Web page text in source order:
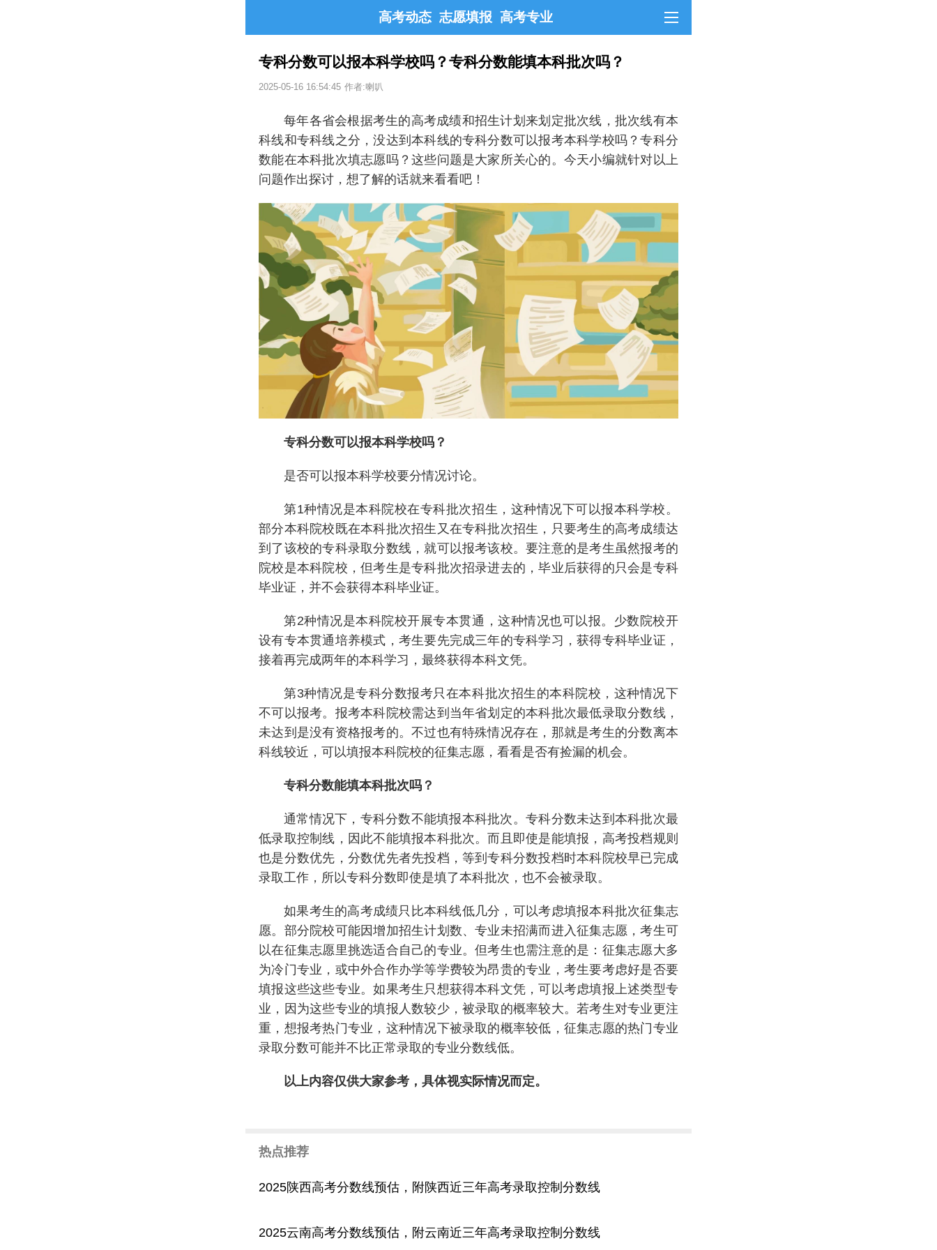
高考动态 志愿填报 高考专业
专科分数可以报本科学校吗？专科分数能填本科批次吗？
2025-05-16 16:54:45 作者:喇叭
每年各省会根据考生的高考成绩和招生计划来划定批次线，批次线有本
科线和专科线之分，没达到本科线的专科分数可以报考本科学校吗？专科分
数能在本科批次填志愿吗？这些问题是大家所关心的。今天小编就针对以上
问题作出探讨，想了解的话就来看看吧！
专科分数可以报本科学校吗？
是否可以报本科学校要分情况讨论。
第1种情况是本科院校在专科批次招生，这种情况下可以报本科学校。
部分本科院校既在本科批次招生又在专科批次招生，只要考生的高考成绩达
到了该校的专科录取分数线，就可以报考该校。要注意的是考生虽然报考的
院校是本科院校，但考生是专科批次招录进去的，毕业后获得的只会是专科
毕业证，并不会获得本科毕业证。
第2种情况是本科院校开展专本贯通，这种情况也可以报。少数院校开
设有专本贯通培养模式，考生要先完成三年的专科学习，获得专科毕业证，
接着再完成两年的本科学习，最终获得本科文凭。
第3种情况是专科分数报考只在本科批次招生的本科院校，这种情况下
不可以报考。报考本科院校需达到当年省划定的本科批次最低录取分数线，
未达到是没有资格报考的。不过也有特殊情况存在，那就是考生的分数离本
科线较近，可以填报本科院校的征集志愿，看看是否有捡漏的机会。
专科分数能填本科批次吗？
通常情况下，专科分数不能填报本科批次。专科分数未达到本科批次最
低录取控制线，因此不能填报本科批次。而且即使是能填报，高考投档规则
也是分数优先，分数优先者先投档，等到专科分数投档时本科院校早已完成
录取工作，所以专科分数即使是填了本科批次，也不会被录取。
如果考生的高考成绩只比本科线低几分，可以考虑填报本科批次征集志
愿。部分院校可能因增加招生计划数、专业未招满而进入征集志愿，考生可
以在征集志愿里挑选适合自己的专业。但考生也需注意的是：征集志愿大多
为冷门专业，或中外合作办学等学费较为昂贵的专业，考生要考虑好是否要
填报这些这些专业。如果考生只想获得本科文凭，可以考虑填报上述类型专
业，因为这些专业的填报人数较少，被录取的概率较大。若考生对专业更注
重，想报考热门专业，这种情况下被录取的概率较低，征集志愿的热门专业
录取分数可能并不比正常录取的专业分数线低。
以上内容仅供大家参考，具体视实际情况而定。
热点推荐
2025陕西高考分数线预估，附陕西近三年高考录取控制分数线
2025云南高考分数线预估，附云南近三年高考录取控制分数线